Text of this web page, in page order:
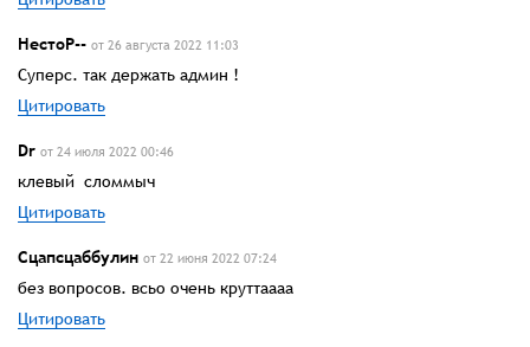
НестоР-- от 26 августа 2022 11:03
Суперс. так держать админ !
Цитировать
Dr от 24 июля 2022 00:46
клевый сломмыч
Цитировать
Сцапсцаббулин от 22 июня 2022 07:24
без вопросов. всьо очень круттаааа
Цитировать